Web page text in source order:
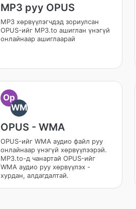
MP3 руу OPUS
MP3 хөрвүүлэгчдэд зориулсан
OPUS-ийг MP3.to ашиглан үнэгүй
онлайнаар ашиглаарай
Op
WM
OPUS - WMA
OPUS-ийг WMA аудио файл руу
онлайнаар үнэгүй хөрвүүлээрэй.
MP3.to-д чанартай OPUS-ийг
WMA аудио руу хөрвүүлэх -
хурдан, алдагдалтай.